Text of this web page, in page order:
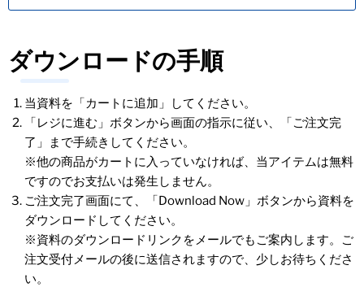
ダウンロードの手順
当資料を「カートに追加」してください。
「レジに進む」ボタンから画面の指示に従い、「ご注文完
了」まで手続きしてください。
※他の商品がカートに入っていなければ、当アイテムは無料
ですのでお支払いは発生しません。
ご注文完了画面にて、「Download Now」ボタンから資料を
ダウンロードしてください。
※資料のダウンロードリンクをメールでもご案内します。ご
注文受付メールの後に送信されますので、少しお待ちくださ
い。